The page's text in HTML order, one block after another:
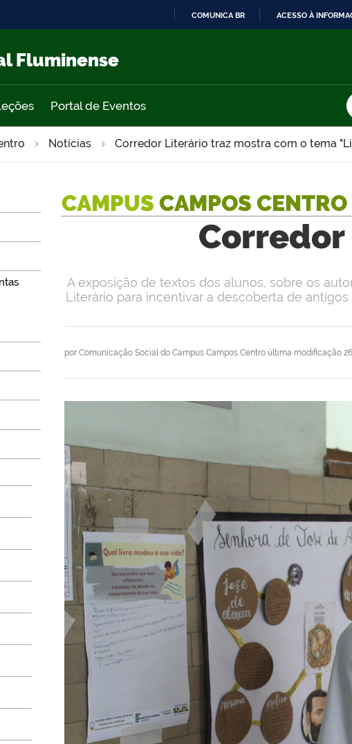
COMUNICA BR ACESSO À
Fluminense
Portal de Eventos
Notícias Corredor Literário traz mostra com o tema
CAMPUS CAMPOS CENTRO
por Comunicação Social do Campus Campos Centro última modificação
A exposição de textos dos alunos, sobre os
Literário para incentivar a descoberta de